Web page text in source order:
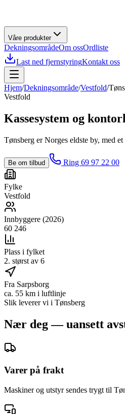
Våre produkter
DekningsområdeOm ossOrdliste
Last ned fjernstyringKontakt oss
Hjem/Dekningsområde/Vestfold/
Vestfold
Kassesystem og
Tønsberg er Norges eldste by, med
Be om tilbud Ring 69 97 22 00
Fylke
Vestfold
Innbyggere (2026)
60 246
Plass i fylket
2. størst av 6
Fra Sarpsborg
ca. 55 km i luftlinje
Slik leverer vi i Tønsberg
Nær deg — uansett
Varer på frakt
Maskiner og utstyr sendes trygt til